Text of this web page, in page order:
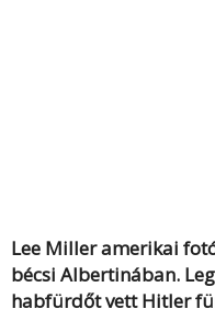
Lee Miller amerikai
bécsi Albertinában.
habfürdőt vett Hitler